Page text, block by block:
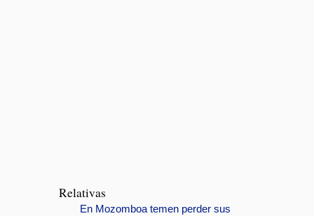
Relativas
En Mozomboa temen perder sus